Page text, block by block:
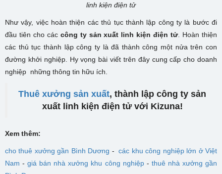
linh kiện điện tử
Như vậy, việc hoàn thiện các thủ tục thành lập công ty là bước đi
đầu tiên cho các công ty sản xuất linh kiện điện tử. Hoàn thiện
các thủ tục thành lập công ty là đã thành công một nửa trên con
đường khởi nghiệp. Hy vọng bài viết trên đây cung cấp cho doanh
nghiệp những thông tin hữu ích.
Thuê xưởng sản xuất, thành lập công ty sản
xuất linh kiện điện tử với Kizuna!
Xem thêm:
cho thuê xưởng gần Bình Dương -các khu công nghiệp lớn ở Việt
Nam -giá bán nhà xưởng khu công nghiệp- thuê nhà xưởng gần